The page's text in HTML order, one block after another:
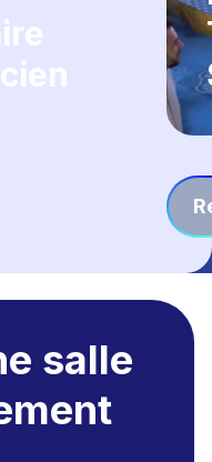
salle